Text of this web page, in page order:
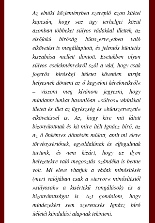
Az elnöki közleményben szereplő azon kitétel
kapcsán, hogy »az ügy terheltjei közül
azonban többeket súlyos vádakkal illettek, az
elsőfokú bíróság bűnszervezetben való
elkövetést is megállapított, és jelentős büntetés
kiszabása mellett döntött. Esetükben olyan
súlyos cselekményekről szól a vád, hogy csak
jogerős bírósági ítéletet követően tartja
helyesnek dönteni az ő kegyelmi kérelmeikről«
– viszont meg kívánom jegyezni, hogy
mindannyiunkat hasonlóan »súlyos« vádakkal
illetett és illet az ügyészség és »bűnszervezeti«
elkövetéssel is. Az, hogy kire mit látott
bizonyítottnak és kit mire ítélt Ignácz bíró, az
az ő önkényes döntésén múlott, amit mi eleve
törvénysértőnek, egyoldalúnak és elfogultnak
tartunk, és nem kizárt, hogy az ilyen
helyzetekre való megosztás szándéka is benne
volt. Mi eleve vitatjuk a vádak minősítését
(mert valójában csak a »terror« minősítéstől
»súlyosak« a kisértékű rongálások) és a
bizonyítottságot is. Azt gondolom, hogy
mindezekért sem szerencsés Ignácz bíró
ítéletét kiindulási alapnak tekinteni.